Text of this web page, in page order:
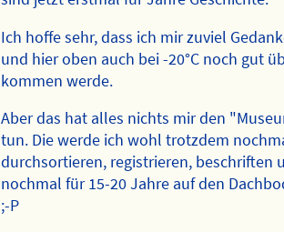
Ich hoffe sehr, dass ich mir zuviel
und hier oben auch bei -20°C noch gut
kommen werde.
Aber das hat alles nichts mir den
tun. Die werde ich wohl trotzdem
durchsortieren, registrieren, beschriften
nochmal für 15-20 Jahre auf den
;-P